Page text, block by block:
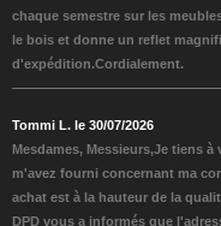
chaque semestre sur les
le bois et donne un reflet
d'expédition.Cordialement.
Tommi L. le 30/07/2026
Mesdames, Messieurs,Je tiens
m'avez fourni concernant ma
achat est à la hauteur de la
DPD vous a informés que